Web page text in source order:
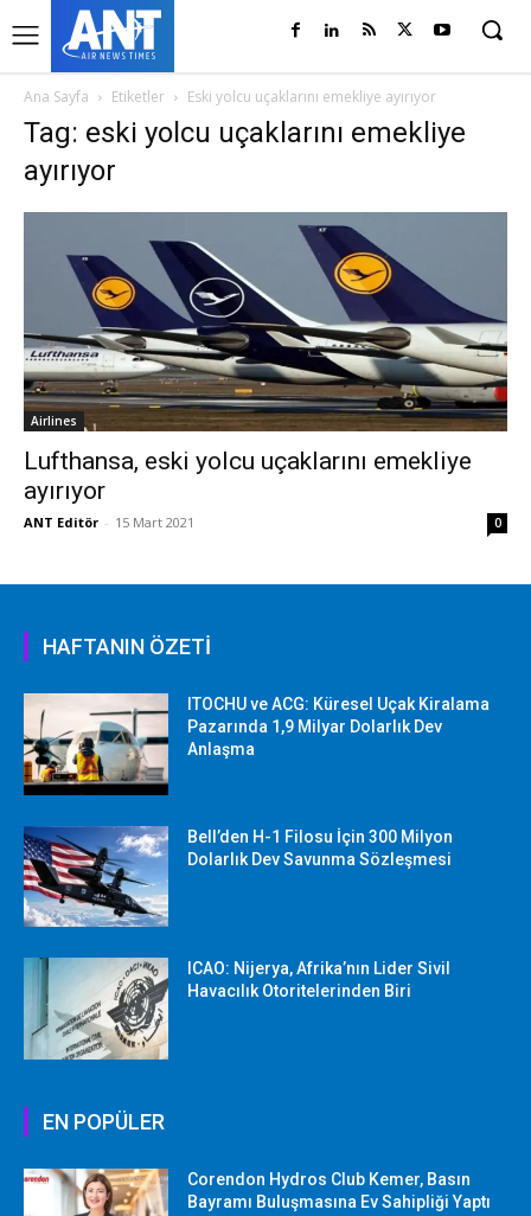
Ana Sayfa Etiketler Eski yolcu uçaklarını emekliye ayırıyor
Tag: eski yolcu uçaklarını emekliye
ayırıyor
Airlines
Lufthansa, eski yolcu uçaklarını emekliye
ayırıyor
ANT Editör - 15 Mart 2021 0
HAFTANIN ÖZETİ
ITOCHU ve ACG: Küresel Uçak Kiralama
Pazarında 1,9 Milyar Dolarlık Dev
Anlaşma
Bell’den H-1 Filosu İçin 300 Milyon
Dolarlık Dev Savunma Sözleşmesi
ICAO: Nijerya, Afrika’nın Lider Sivil
Havacılık Otoritelerinden Biri
EN POPÜLER
Corendon Hydros Club Kemer, Basın
Bayramı Buluşmasına Ev Sahipliği Yaptı